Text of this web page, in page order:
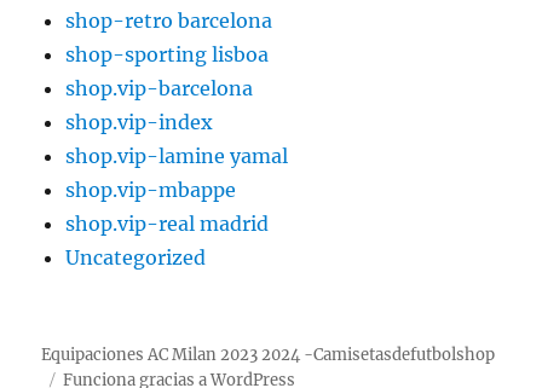
shop-retro barcelona
shop-sporting lisboa
shop.vip-barcelona
shop.vip-index
shop.vip-lamine yamal
shop.vip-mbappe
shop.vip-real madrid
Uncategorized
Equipaciones AC Milan 2023 2024 -Camisetasdefutbolshop
Funciona gracias a WordPress